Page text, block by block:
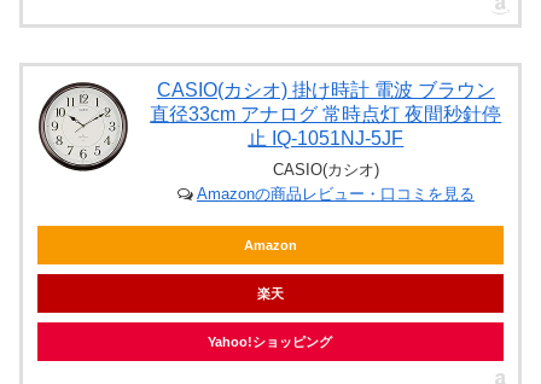
CASIO(カシオ) 掛け時計 電波 ブラウン
直径33cm アナログ 常時点灯 夜間秒針停
止 IQ-1051NJ-5JF
CASIO(カシオ)
Amazonの商品レビュー・口コミを見る
Amazon
楽天
Yahoo!ショッピング